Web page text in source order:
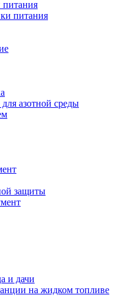
питания
азотной среды
защиты
и дачи
на жидком топливе